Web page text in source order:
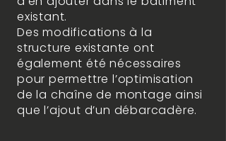
existant.
Des modifications à la
structure existante ont
également été nécessaires
pour permettre l’optimisation
de la chaîne de montage ainsi
que l’ajout d’un débarcadère.